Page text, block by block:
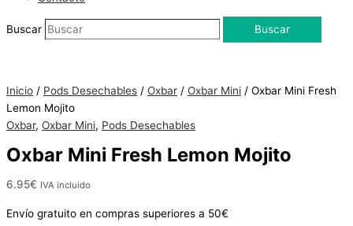
Buscar Buscar
Inicio / Pods Desechables / Oxbar / Oxbar Mini / Oxbar Mini Fresh
Lemon Mojito
Oxbar, Oxbar Mini, Pods Desechables
Oxbar Mini Fresh Lemon Mojito
6.95€ IVA incluido
Envío gratuito en compras superiores a 50€